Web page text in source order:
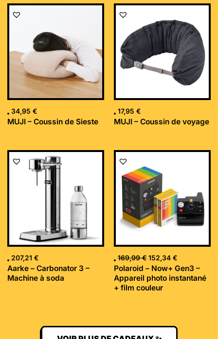
34,95 €
MUJI – Coussin de Sieste
17,95 €
MUJI – Coussin de voyage
207,21 €
Aarke – Carbonator 3 –
Machine à soda
169,99€
Le
initial
était :
169,99 €.
152,34 €
Le
Polaroid – Now+ Gen3 –
Appareil photo instantané
+ film couleur